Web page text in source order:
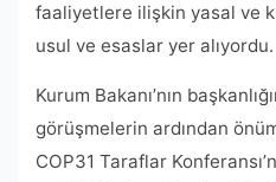
faaliyetlere ilişkin yasal ve
usul ve esaslar yer alıyordu.
Kurum Bakanı’nın
görüşmelerin ardından
COP31 Taraflar